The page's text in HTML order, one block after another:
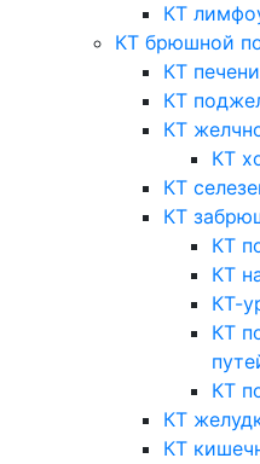
КТ
КТ брюшной
КТ печени
КТ
КТ
КТ
КТ
КТ
КТ
КТ
КТ-
КТ
КТ
КТ
КТ